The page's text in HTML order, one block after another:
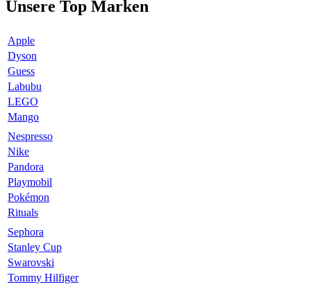
Unsere Top Marken
Apple
Dyson
Guess
Labubu
LEGO
Mango
Nespresso
Nike
Pandora
Playmobil
Pokémon
Rituals
Sephora
Stanley Cup
Swarovski
Tommy Hilfiger